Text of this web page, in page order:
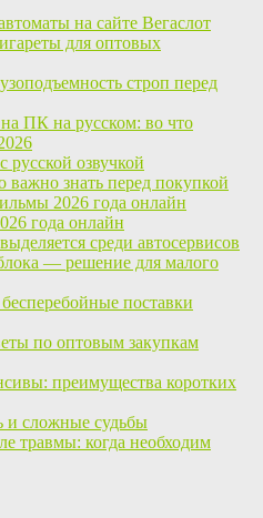
на сайте Вегаслот
для оптовых
строп перед
ПК на русском: во что
русской озвучкой
важно знать перед покупкой
2026 года онлайн
года онлайн
среди автосервисов
— решение для малого
поставки
по оптовым закупкам
преимущества коротких
и сложные судьбы
травмы: когда необходим